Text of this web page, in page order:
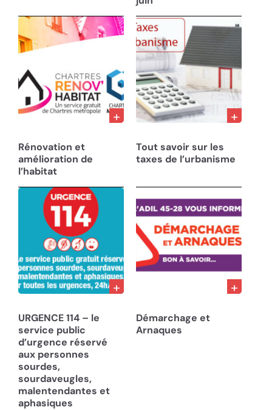
Rénovation et
amélioration de
l’habitat
Tout savoir sur les
taxes de l’urbanisme
URGENCE 114 – le
service public
d’urgence réservé
aux personnes
sourdes,
sourdaveugles,
malentendantes et
aphasiques
Démarchage et
Arnaques